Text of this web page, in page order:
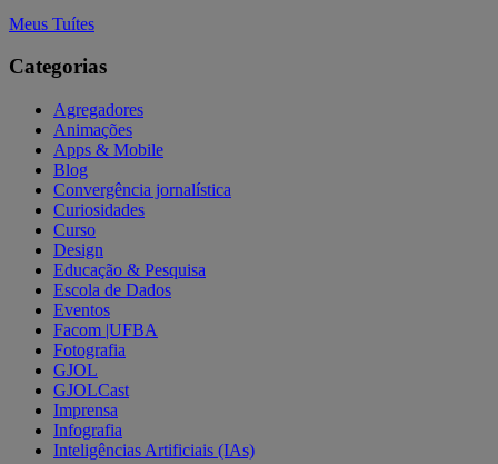
Meus Tuítes
Categorias
Agregadores
Animações
Apps & Mobile
Blog
Convergência jornalística
Curiosidades
Curso
Design
Educação & Pesquisa
Escola de Dados
Eventos
Facom |UFBA
Fotografia
GJOL
GJOLCast
Imprensa
Infografia
Inteligências Artificiais (IAs)